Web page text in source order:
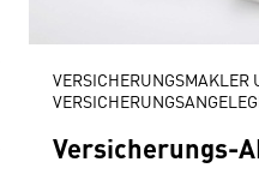
VERSICHERUNGSMAKLER
Versicherungs-